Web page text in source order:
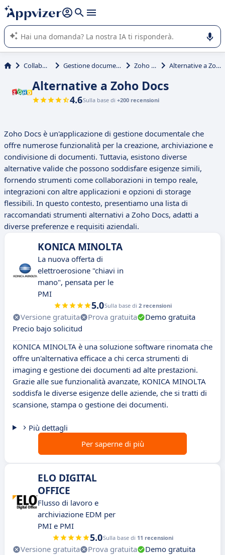
righe con
shift + enter
L'IA di Appvizer vi guida nell'utilizzo o nella scelta di un
software SaaS per la vostra azienda.
Collaborativi Gestione documenti (DMS) Zoho Docs Alternative a Zoho Docs
Alternative a Zoho Docs
4.6Sulla base di +200 recensioni
Zoho Docs è un'applicazione di gestione documentale che
offre numerose funzionalità per la creazione, archiviazione e
condivisione di documenti. Tuttavia, esistono diverse
alternative valide che possono soddisfare esigenze simili,
fornendo strumenti come collaborazioni in tempo reale,
integrazioni con altre applicazioni e opzioni di storage
flessibili. In questo contesto, presentiamo una lista di
raccomandati strumenti alternativi a Zoho Docs, adatti a
diverse preferenze e requisiti aziendali.
KONICA MINOLTA
La nuova offerta di
elettroerosione "chiavi in
mano", pensata per le
PMI
5.0Sulla base di 2 recensioni
Versione gratuita Prova gratuita
Demo gratuita
Precio bajo solicitud
KONICA MINOLTA è una soluzione software rinomata che
offre un'alternativa efficace a chi cerca strumenti di
imaging e gestione dei documenti ad alte prestazioni.
Grazie alle sue funzionalità avanzate, KONICA MINOLTA
soddisfa le diverse esigenze delle aziende, che si tratti di
scansione, stampa o gestione dei documenti.
Più dettagli
Per saperne di più
ELO DIGITAL
OFFICE
Flusso di lavoro e
archiviazione EDM per
PMI e PMI
5.0Sulla base di 11 recensioni
Versione gratuita Prova gratuita
Demo gratuita